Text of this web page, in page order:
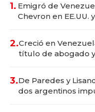
1. Emigró de
Chevron en EE.UU.
2.Creció en
título de abogado
3.De Paredes y
dos argentinos